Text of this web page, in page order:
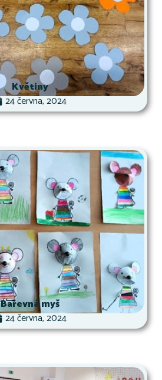
Květiny
24 června, 2024
Barevná myš
24 června, 2024